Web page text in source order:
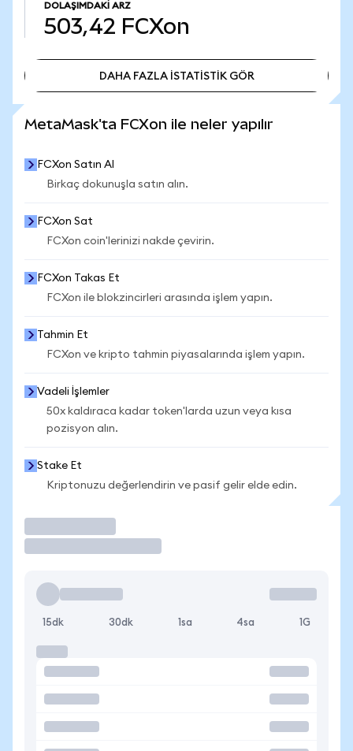
DOLAŞIMDAKI ARZ
503,42 FCXon
DAHA FAZLA İSTATİSTİK GÖR
MetaMask'ta FCXon ile neler yapılır
FCXon Satın Al
Birkaç dokunuşla satın alın.
FCXon Sat
FCXon coin'lerinizi nakde çevirin.
FCXon Takas Et
FCXon ile blokzincirleri arasında işlem yapın.
Tahmin Et
FCXon ve kripto tahmin piyasalarında işlem yapın.
Vadeli İşlemler
50x kaldıraca kadar token'larda uzun veya kısa
pozisyon alın.
Stake Et
Kriptonuzu değerlendirin ve pasif gelir elde edin.
15dk 30dk 1sa 4sa 1G